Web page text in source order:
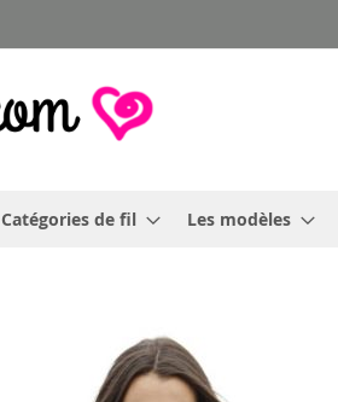
Catégories de fil Les modèles